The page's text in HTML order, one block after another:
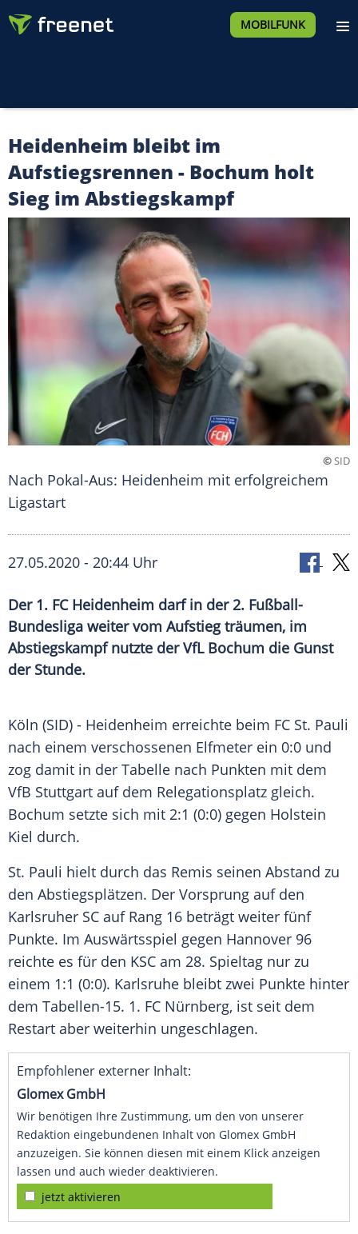
MOBILFUNK
Heidenheim bleibt im
Aufstiegsrennen - Bochum holt
Sieg im Abstiegskampf
©SID
Nach Pokal-Aus: Heidenheim mit erfolgreichem
Ligastart
27.05.2020 - 20:44 Uhr
Der 1. FC Heidenheim darf in der 2. Fußball-
Bundesliga weiter vom Aufstieg träumen, im
Abstiegskampf nutzte der VfL Bochum die Gunst
der Stunde.
Köln (SID) - Heidenheim erreichte beim FC St. Pauli
nach einem verschossenen Elfmeter ein 0:0 und
zog damit in der Tabelle nach Punkten mit dem
VfB Stuttgart auf dem Relegationsplatz gleich.
Bochum setzte sich mit 2:1 (0:0) gegen Holstein
Kiel durch.
St. Pauli hielt durch das Remis seinen Abstand zu
den Abstiegsplätzen. Der Vorsprung auf den
Karlsruher SC auf Rang 16 beträgt weiter fünf
Punkte. Im Auswärtsspiel gegen Hannover 96
reichte es für den KSC am 28. Spieltag nur zu
einem 1:1 (0:0). Karlsruhe bleibt zwei Punkte hinter
dem Tabellen-15. 1. FC Nürnberg, ist seit dem
Restart aber weiterhin ungeschlagen.
Empfohlener externer Inhalt:
Glomex GmbH
Wir benötigen Ihre Zustimmung, um den von unserer
Redaktion eingebundenen Inhalt von Glomex GmbH
anzuzeigen. Sie können diesen mit einem Klick anzeigen
lassen und auch wieder deaktivieren.
jetzt aktivieren